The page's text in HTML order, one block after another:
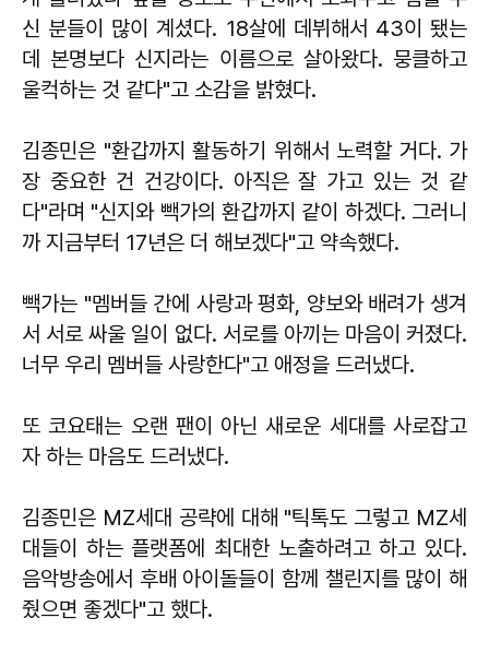
신 분들이 많이 계셨다. 18살에 데뷔해서 43이 됐는
데 본명보다 신지라는 이름으로 살아왔다. 뭉클하고
울컥하는 것 같다"고 소감을 밝혔다.
김종민은 "환갑까지 활동하기 위해서 노력할 거다. 가
장 중요한 건 건강이다. 아직은 잘 가고 있는 것 같
다"라며 "신지와 빽가의 환갑까지 같이 하겠다. 그러니
까 지금부터 17년은 더 해보겠다"고 약속했다.
빽가는 "멤버들 간에 사랑과 평화, 양보와 배려가 생겨
서 서로 싸울 일이 없다. 서로를 아끼는 마음이 커졌다.
너무 우리 멤버들 사랑한다"고 애정을 드러냈다.
또 코요태는 오랜 팬이 아닌 새로운 세대를 사로잡고
자 하는 마음도 드러냈다.
김종민은 MZ세대 공략에 대해 "틱톡도 그렇고 MZ세
대들이 하는 플랫폼에 최대한 노출하려고 하고 있다.
음악방송에서 후배 아이돌들이 함께 챌린지를 많이 해
줬으면 좋겠다"고 했다.